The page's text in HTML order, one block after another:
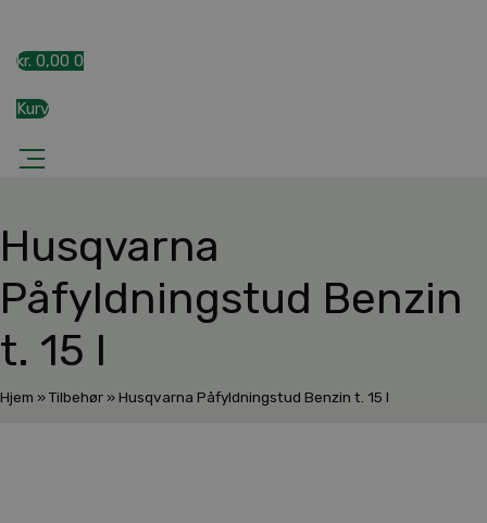
kr. 0,00 0
Kurv
Husqvarna
Påfyldningstud Benzin
t. 15 l
Hjem »Tilbehør»Husqvarna Påfyldningstud Benzin t. 15 l